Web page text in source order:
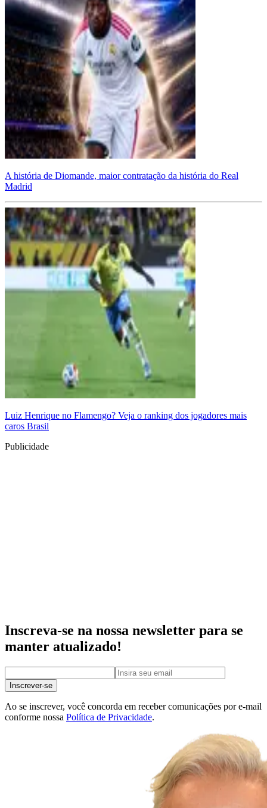
A história de Diomande, maior contratação da história do Real
Madrid
Luiz Henrique no Flamengo? Veja o ranking dos jogadores mais
caros Brasil
Publicidade
Inscreva-se na nossa newsletter para se
manter atualizado!
Inscrever-se
Ao se inscrever, você concorda em receber comunicações por e-mail
conforme nossa Política de Privacidade.